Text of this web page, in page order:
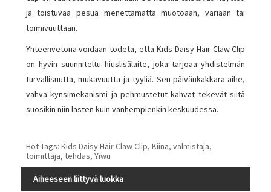
ja toistuvaa pesua menettämättä muotoaan, väriään tai
toimivuuttaan.
Yhteenvetona voidaan todeta, että Kids Daisy Hair Claw Clip
on hyvin suunniteltu hiuslisälaite, joka tarjoaa yhdistelmän
turvallisuutta, mukavuutta ja tyyliä. Sen päivänkakkara-aihe,
vahva kynsimekanismi ja pehmustetut kahvat tekevät siitä
suosikin niin lasten kuin vanhempienkin keskuudessa.
Hot Tags: Kids Daisy Hair Claw Clip, Kiina, valmistaja,
toimittaja, tehdas, Yiwu
Aiheeseen liittyvä luokka